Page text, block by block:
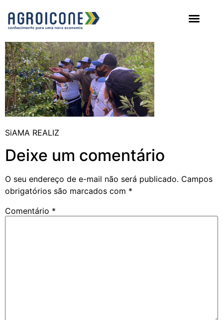
SiAMA REALIZ
Deixe um comentário
O seu endereço de e-mail não será publicado. Campos
obrigatórios são marcados com *
Comentário *